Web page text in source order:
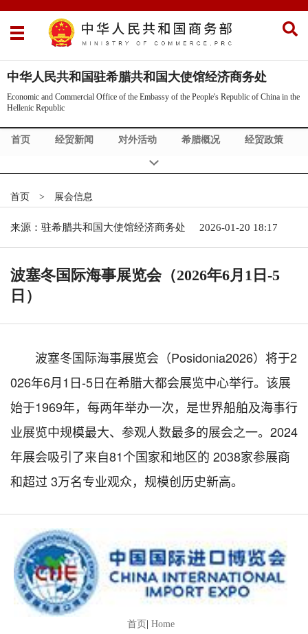
中华人民共和国驻希腊共和国大使馆经济商务处
Economic and Commercial Office of the Embassy of the People's Republic of China in the
Hellenic Republic
首页 经贸新闻 对外活动 希腊概况 经贸政策
首页 > 展会信息
来源：驻希腊共和国大使馆经济商务处 2026-01-20 18:17
波塞冬国际海事展览会（2026年6月1日-5
日）
波塞冬国际海事展览会（Posidonia2026）将于2
026年6月1日-5日在希腊大都会展览中心举行。该展
始于1969年，每两年举办一次，是世界船舶及海事行
业展览中规模最大、参观人数最多的展会之一。2024
年展会吸引了来自81个国家和地区的 2038家参展商
和超过 3万名专业观众，规模创历史新高。
首页| Home